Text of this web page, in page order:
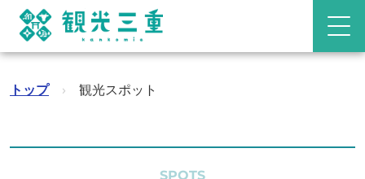
トップ › 観光スポット
SPOTS